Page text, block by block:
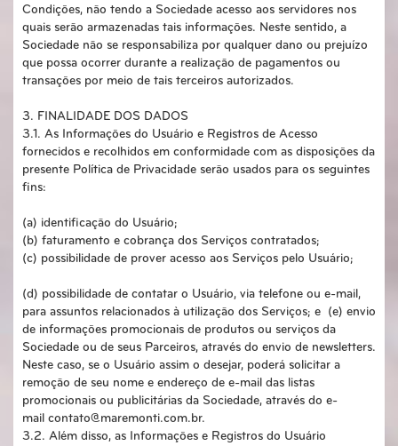
Condições, não tendo a Sociedade acesso aos servidores nos
quais serão armazenadas tais informações. Neste sentido, a
Sociedade não se responsabiliza por qualquer dano ou prejuízo
que possa ocorrer durante a realização de pagamentos ou
transações por meio de tais terceiros autorizados.
3. FINALIDADE DOS DADOS
3.1. As Informações do Usuário e Registros de Acesso
fornecidos e recolhidos em conformidade com as disposições da
presente Política de Privacidade serão usados para os seguintes
fins:
(a) identificação do Usuário;
(b) faturamento e cobrança dos Serviços contratados;
(c) possibilidade de prover acesso aos Serviços pelo Usuário;
(d) possibilidade de contatar o Usuário, via telefone ou e-mail,
para assuntos relacionados à utilização dos Serviços; e (e) envio
de informações promocionais de produtos ou serviços da
Sociedade ou de seus Parceiros, através do envio de newsletters.
Neste caso, se o Usuário assim o desejar, poderá solicitar a
remoção de seu nome e endereço de e-mail das listas
promocionais ou publicitárias da Sociedade, através do e-
mail contato@maremonti.com.br.
3.2. Além disso, as Informações e Registros do Usuário